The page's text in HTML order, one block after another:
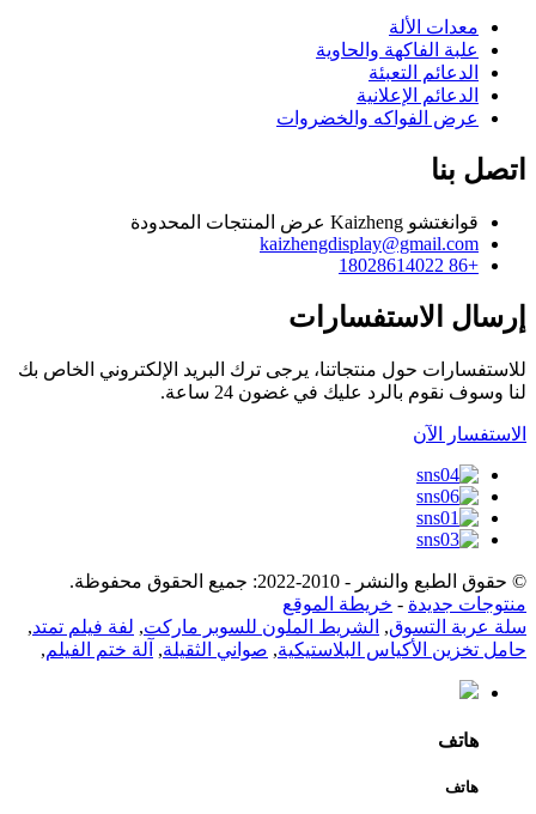
معدات الألة
علبة الفاكهة والحاوية
الدعائم التعبئة
الدعائم الإعلانية
عرض الفواكه والخضروات
اتصل بنا
قوانغتشو Kaizheng عرض المنتجات المحدودة
kaizhengdisplay@gmail.com
+86 18028614022
إرسال الاستفسارات
للاستفسارات حول منتجاتنا، يرجى ترك البريد الإلكتروني الخاص بك
لنا وسوف نقوم بالرد عليك في غضون 24 ساعة.
الاستفسار الآن
© حقوق الطبع والنشر - 2010-2022: جميع الحقوق محفوظة.
منتوجات جديدة - خريطة الموقع
سلة عربة التسوق, الشريط الملون للسوبر ماركت, لفة فيلم تمتد,
حامل تخزين الأكياس البلاستيكية, صواني الثقيلة, آلة ختم الفيلم,
هاتف
هاتف